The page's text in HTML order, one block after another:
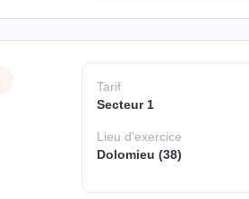
Tarif
Secteur 1
Lieud'exercice
Dolomieu (38)